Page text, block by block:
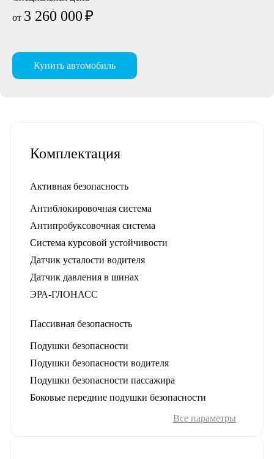
от 3 260 000₽
Купить автомобиль
Комплектация
Активная безопасность
Антиблокировочная система
Антипробуксовочная система
Система курсовой устойчивости
Датчик усталости водителя
Датчик давления в шинах
ЭРА-ГЛОНАСС
Пассивная безопасность
Подушки безопасности
Подушки безопасности водителя
Подушки безопасности пассажира
Боковые передние подушки безопасности
Все параметры